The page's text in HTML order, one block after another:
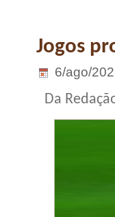
Jogos
6/ago/
Da